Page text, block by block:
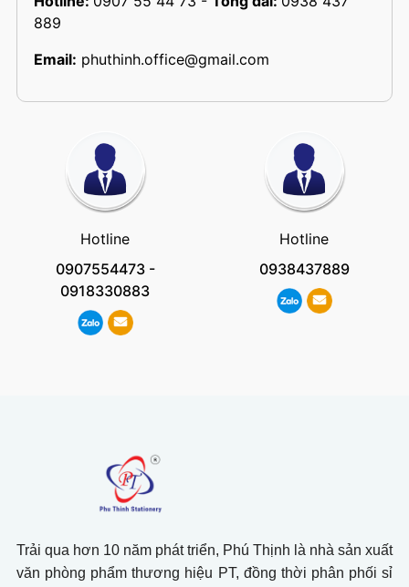
889
Email: phuthinh.office@gmail.com
Hotline
0907554473-
0918330883
Hotline
0938437889
Trải qua hơn 10 năm phát triển, Phú Thịnh là nhà sản xuất
văn phòng phẩm thương hiệu PT, đồng thời phân phối sỉ